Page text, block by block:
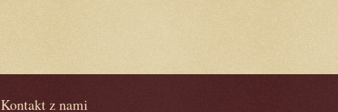
Kontakt z nami